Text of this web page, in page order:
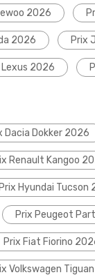
2026
2026 Prix
Lexus 2026
Dacia Dokker 2026
Renault Kangoo
Prix Hyundai Tucson
Prix Peugeot
Prix Fiat Fiorino
Volkswagen